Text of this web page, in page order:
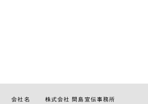
会社名 株式会社 間島宣伝事務所